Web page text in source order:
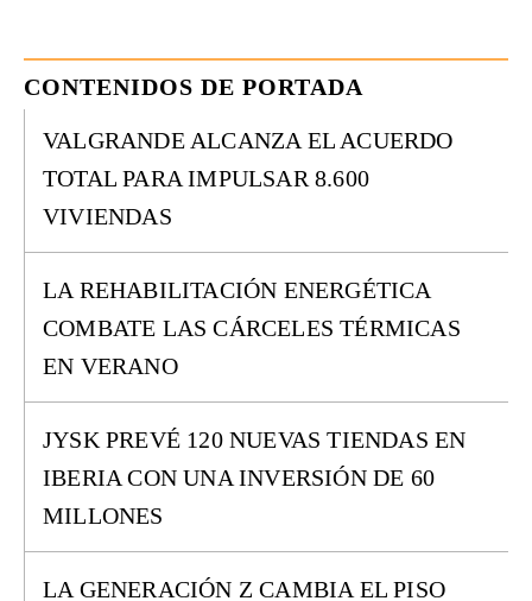
CONTENIDOS DE PORTADA
VALGRANDE ALCANZA EL ACUERDO
TOTAL PARA IMPULSAR 8.600
VIVIENDAS
LA REHABILITACIÓN ENERGÉTICA
COMBATE LAS CÁRCELES TÉRMICAS
EN VERANO
JYSK PREVÉ 120 NUEVAS TIENDAS EN
IBERIA CON UNA INVERSIÓN DE 60
MILLONES
LA GENERACIÓN Z CAMBIA EL PISO